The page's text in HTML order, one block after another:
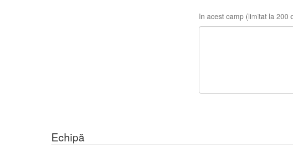
In acest camp (limitat la 200
Echipă